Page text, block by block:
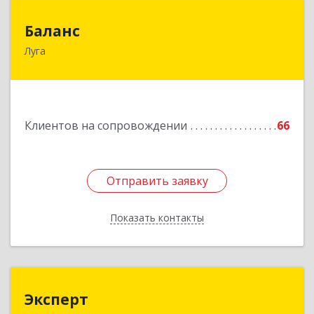
Баланс
Луга
Клиентов на сопровождении 66
Отправить заявку
Показать контакты
188230, Ленинградская обл, Луга г, Урицкого
Отправить заявку
Назад
Эксперт